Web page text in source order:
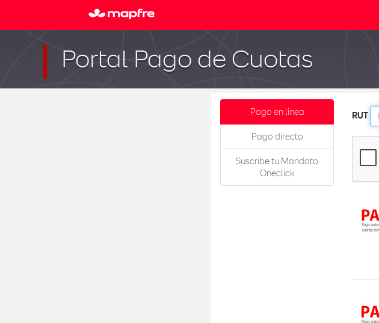
Portal Pago de Cuotas
Pago en linea
Pago directo
Suscribe tu Mandato
Oneclick
RUT